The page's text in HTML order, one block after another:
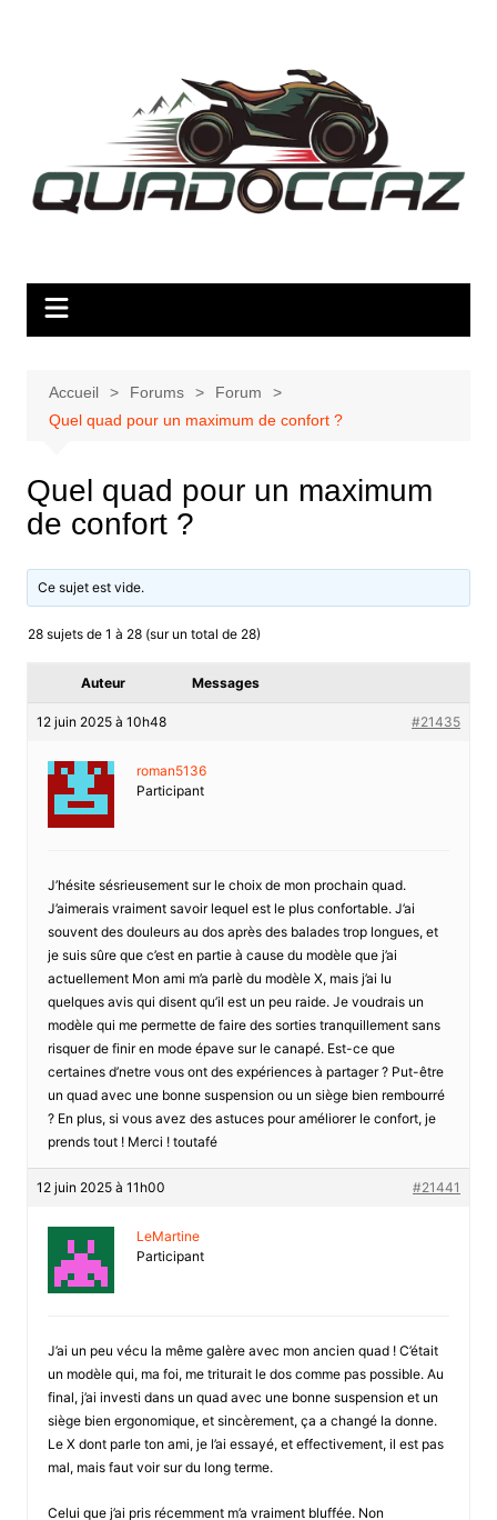
Accueil Forums
Forum
Quel quad pour un maximum de confort ?
Quel quad pour un maximum
de confort ?
Ce sujet est vide.
28 sujets de 1 à 28 (sur un total de 28)
Auteur Messages
12 juin 2025 à 10h48 #21435
roman5136
Participant
J’hésite sésrieusement sur le choix de mon prochain quad.
J’aimerais vraiment savoir lequel est le plus confortable. J’ai
souvent des douleurs au dos après des balades trop longues, et
je suis sûre que c’est en partie à cause du modèle que j’ai
actuellement Mon ami m’a parlè du modèle X, mais j’ai lu
quelques avis qui disent qu’il est un peu raide. Je voudrais un
modèle qui me permette de faire des sorties tranquillement sans
risquer de finir en mode épave sur le canapé. Est-ce que
certaines d’netre vous ont des expériences à partager ? Put-être
un quad avec une bonne suspension ou un siège bien rembourré
? En plus, si vous avez des astuces pour améliorer le confort, je
prends tout ! Merci ! toutafé
12 juin 2025 à 11h00 #21441
LeMartine
Participant
J’ai un peu vécu la même galère avec mon ancien quad ! C’était
un modèle qui, ma foi, me triturait le dos comme pas possible. Au
final, j’ai investi dans un quad avec une bonne suspension et un
siège bien ergonomique, et sincèrement, ça a changé la donne.
Le X dont parle ton ami, je l’ai essayé, et effectivement, il est pas
mal, mais faut voir sur du long terme.
Celui que j’ai pris récemment m’a vraiment bluffée. Non